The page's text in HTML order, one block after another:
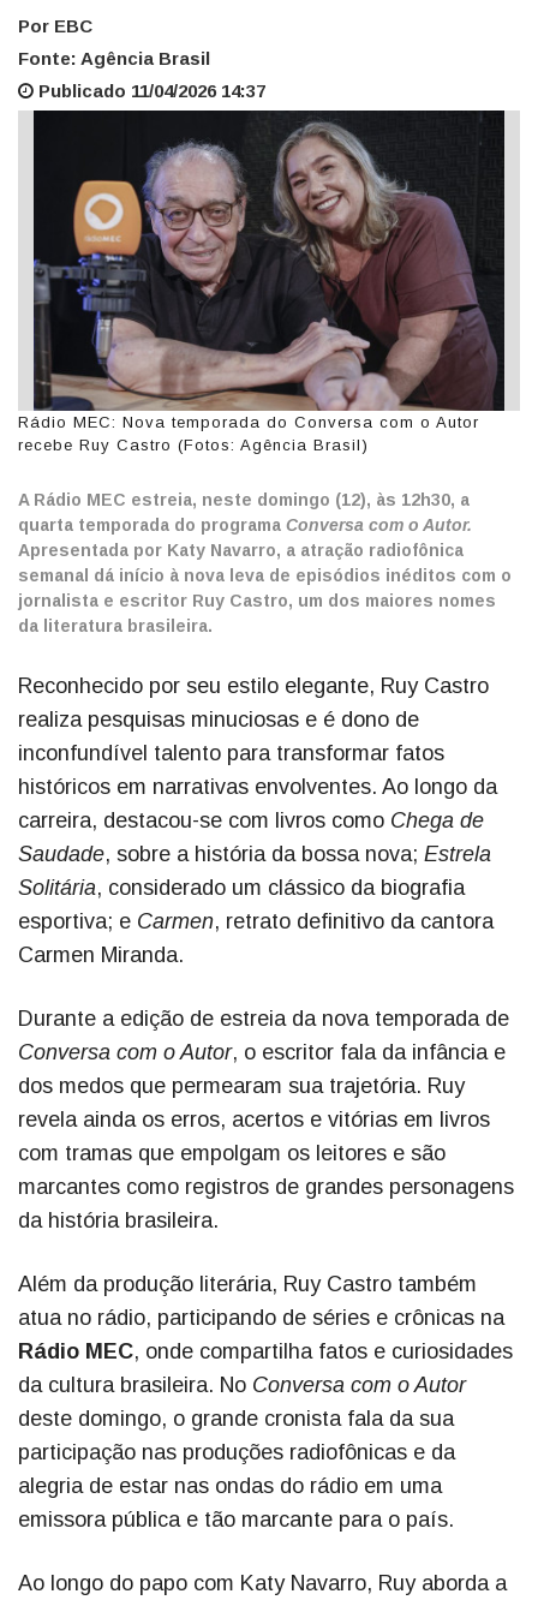
Por EBC
Fonte: Agência Brasil
Publicado 11/04/2026 14:37
Rádio MEC: Nova temporada do Conversa com o Autor
recebe Ruy Castro (Fotos: Agência Brasil)
A Rádio MEC estreia, neste domingo (12), às 12h30, a
quarta temporada do programa Conversa com o Autor.
Apresentada por Katy Navarro, a atração radiofônica
semanal dá início à nova leva de episódios inéditos com o
jornalista e escritor Ruy Castro, um dos maiores nomes
da literatura brasileira.
Reconhecido por seu estilo elegante, Ruy Castro
realiza pesquisas minuciosas e é dono de
inconfundível talento para transformar fatos
históricos em narrativas envolventes. Ao longo da
carreira, destacou-se com livros como Chega de
Saudade, sobre a história da bossa nova; Estrela
Solitária, considerado um clássico da biografia
esportiva; e Carmen, retrato definitivo da cantora
Carmen Miranda.
Durante a edição de estreia da nova temporada de
Conversa com o Autor, o escritor fala da infância e
dos medos que permearam sua trajetória. Ruy
revela ainda os erros, acertos e vitórias em livros
com tramas que empolgam os leitores e são
marcantes como registros de grandes personagens
da história brasileira.
Além da produção literária, Ruy Castro também
atua no rádio, participando de séries e crônicas na
Rádio MEC, onde compartilha fatos e curiosidades
da cultura brasileira. No Conversa com o Autor
deste domingo, o grande cronista fala da sua
participação nas produções radiofônicas e da
alegria de estar nas ondas do rádio em uma
emissora pública e tão marcante para o país.
Ao longo do papo com Katy Navarro, Ruy aborda a